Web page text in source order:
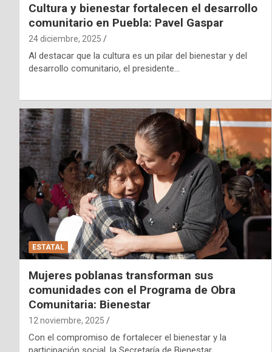
Cultura y bienestar fortalecen el desarrollo
comunitario en Puebla: Pavel Gaspar
24 diciembre, 2025
Al destacar que la cultura es un pilar del bienestar y del
desarrollo comunitario, el presidente…
ESTATAL
Mujeres poblanas transforman sus
comunidades con el Programa de Obra
Comunitaria: Bienestar
12 noviembre, 2025
Con el compromiso de fortalecer el bienestar y la